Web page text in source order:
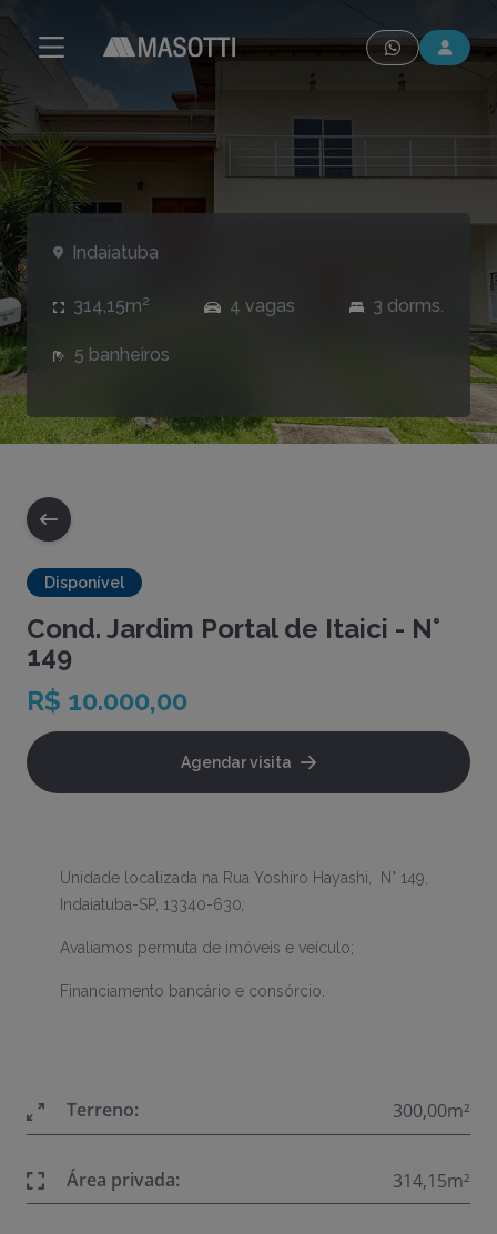
Indaiatuba
314,15m² 4 vagas 3 dorms.
5 banheiros
Disponível
Cond. Jardim Portal de Itaici - N°
149
R$ 10.000,00
Agendar visita
Unidade localizada na Rua Yoshiro Hayashi, N° 149,
Indaiatuba-SP, 13340-630;
Avaliamos permuta de imóveis e veículo;
Financiamento bancário e consórcio.
Terreno: 300,00m²
Área privada: 314,15m²